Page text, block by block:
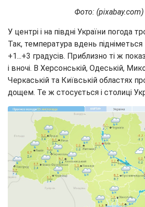
Фото: (pixabay.com)
У центрі і на півдні України погода
Так, температура вдень
+1...+3 градусів. Приблизно ті ж
і вночі. В Херсонській, Одеській,
Черкаській та Київській областях
дощем. Те ж стосується і столиці